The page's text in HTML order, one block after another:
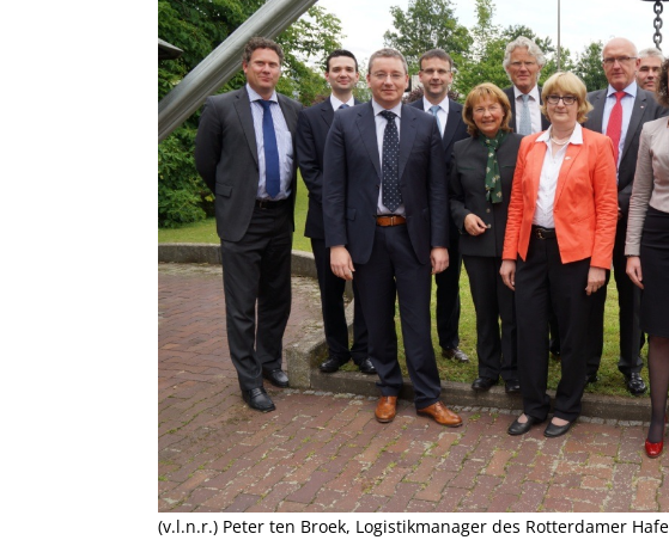
(v.l.n.r.) Peter ten Broek, Logistikmanager des Rotterdamer